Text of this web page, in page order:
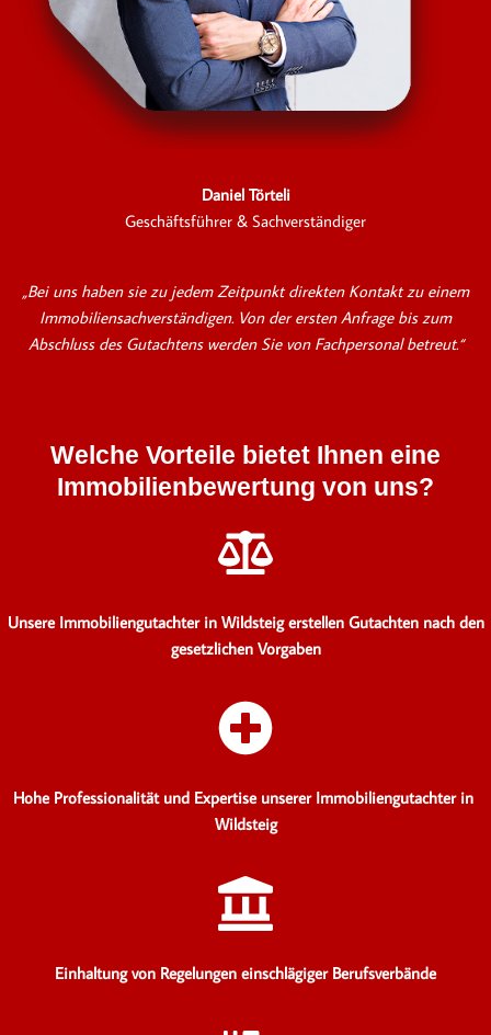
Daniel Törteli
Geschäftsführer & Sachverständiger
„Bei uns haben sie zu jedem Zeitpunkt direkten Kontakt zu einem
Immobiliensachverständigen. Von der ersten Anfrage bis zum
Abschluss des Gutachtens werden Sie von Fachpersonal betreut.“
Welche Vorteile bietet Ihnen eine
Immobilienbewertung von uns?
Unsere Immobiliengutachter in Wildsteig erstellen Gutachten nach den
gesetzlichen Vorgaben
Hohe Professionalität und Expertise unserer Immobiliengutachter in
Wildsteig
Einhaltung von Regelungen einschlägiger Berufsverbände